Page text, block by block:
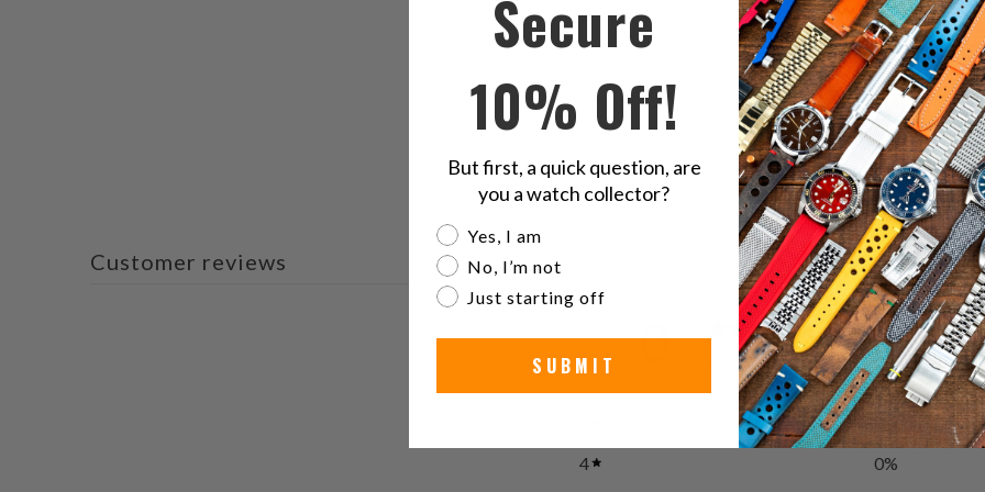
questo
su
Twitter
Customer reviews
0 0 reviews
0 %
4
0%
Secure
10% Off!
But first, a quick question, are
you a watch collector?
Are you a watch collector?
Yes, I am
No, I’m not
Just starting off
SUBMIT